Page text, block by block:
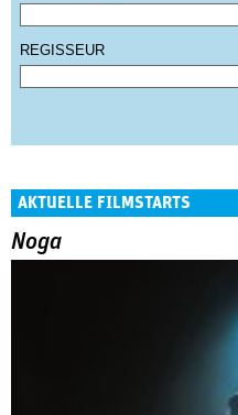
REGISSEUR
AKTUELLE FILMSTARTS
Noga